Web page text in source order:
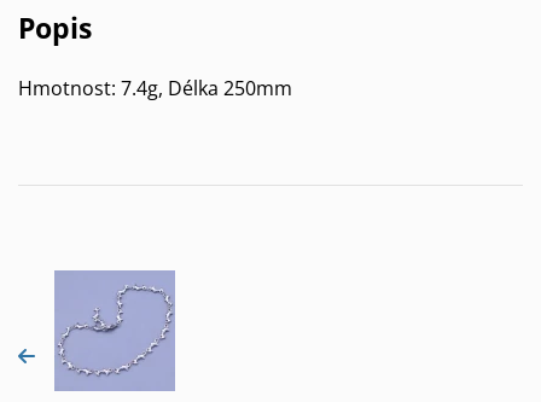
Popis
Hmotnost: 7.4g, Délka 250mm